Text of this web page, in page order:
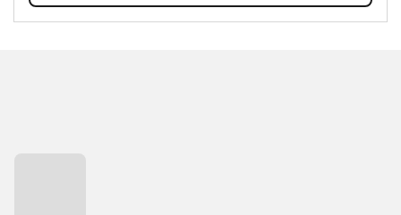
integreras i ditt dagliga liv för att ge dig en färgkick
vart du än går och gör det alldagliga extraordinärt.